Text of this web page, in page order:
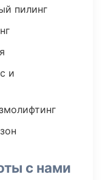
пилинг
и
с нами